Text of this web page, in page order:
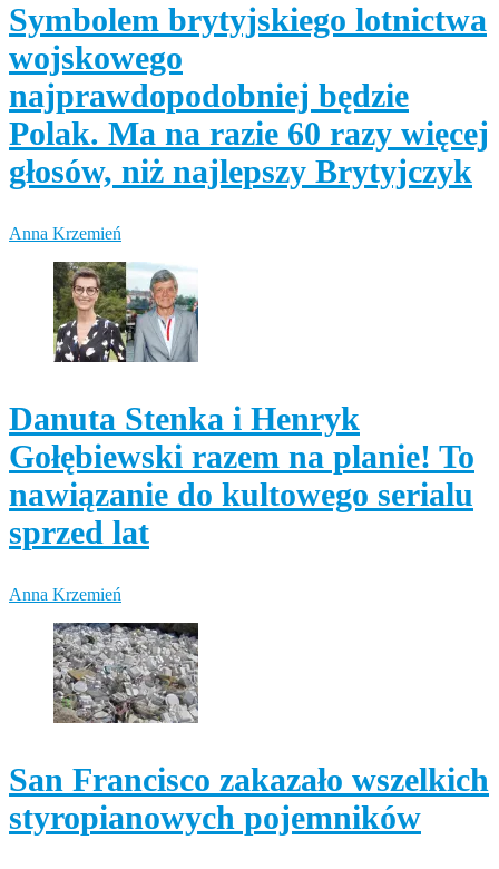
Symbolem brytyjskiego lotnictwa
wojskowego
najprawdopodobniej będzie
Polak. Ma na razie 60 razy więcej
głosów, niż najlepszy Brytyjczyk
Anna Krzemień
Danuta Stenka i Henryk
Gołębiewski razem na planie! To
nawiązanie do kultowego serialu
sprzed lat
Anna Krzemień
San Francisco zakazało wszelkich
styropianowych pojemników